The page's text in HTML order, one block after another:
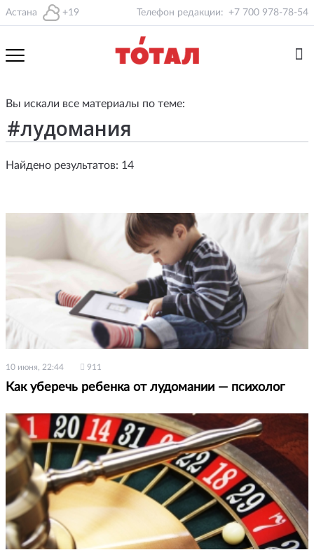
Астана +19 Телефон редакции: +7 700 978-78-54
Вы искали все материалы по теме:
Найдено результатов: 14
10 июня, 22:44 911
Как уберечь ребенка от лудомании — психолог